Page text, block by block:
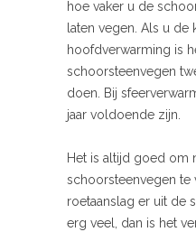
hoe vaker u de
laten vegen. Als u de
hoofdverwarming is
schoorsteenvegen
doen. Bij
jaar voldoende zijn.
Het is altijd goed om
schoorsteenvegen te
roetaanslag er uit de
erg veel, dan is het